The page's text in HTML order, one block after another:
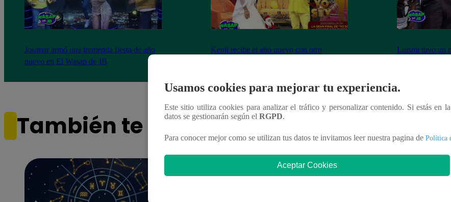
Josimar armó una tremenda fiesta de año
nuevo en El Wasap de JB
Kenji recibe el año nuevo con otro
Luismi tuvo un
También te puede interesar
Usamos cookies para mejorar tu experiencia.
Este sitio utiliza cookies para analizar el tráfico y personalizar contenido. Si estás en
datos se gestionarán según el RGPD.
Para conocer mejor como se utilizan tus datos te invitamos leer nuestra pagina de Política
Aceptar Cookies